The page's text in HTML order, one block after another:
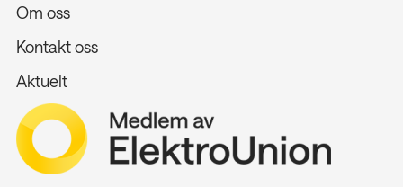
Om oss
Kontakt oss
Aktuelt